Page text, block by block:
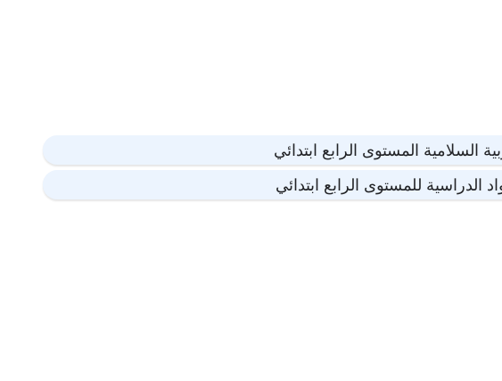
السلامية المستوى الرابع ابتدائي
الدراسية للمستوى الرابع ابتدائي